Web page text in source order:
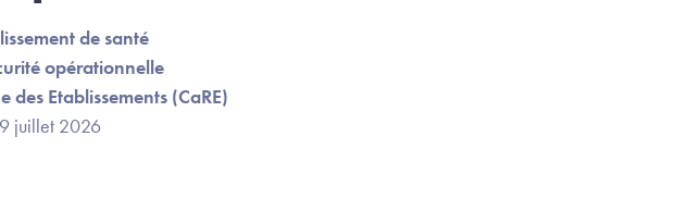
de santé
opérationnelle
des Etablissements (CaRE)
juillet 2026